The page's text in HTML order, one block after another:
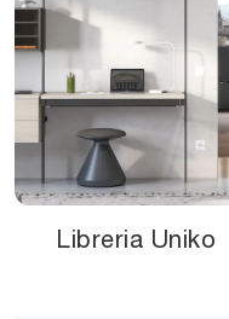
Libreria Uniko